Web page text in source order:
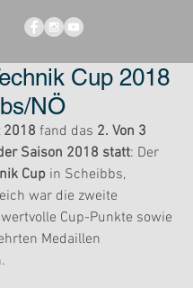
Cup 2018
NÖ
2018 fand das 2. Von 3
Saison 2018 statt: Der
Cup in Scheibbs,
war die zweite
Cup-Punkte sowie
Medaillen